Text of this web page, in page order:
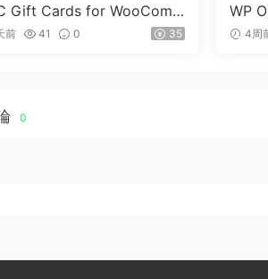
Gift Cards for WooCom
(Premium) v1.0.2
前 41 0 35
WP
4周
0